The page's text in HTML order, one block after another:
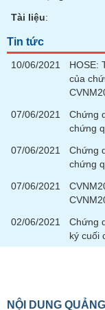
Tài liệu:
Tin tức
10/06/2021
HOSE:
của
07/06/2021
Chứng
chứng
07/06/2021
Chứng
chứng
07/06/2021
02/06/2021
Chứng
ký cuối